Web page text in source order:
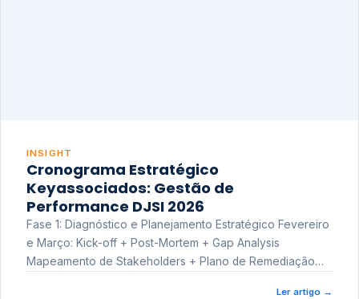
INSIGHT
Cronograma Estratégico
Keyassociados: Gestão de
Performance DJSI 2026
Fase 1: Diagnóstico e Planejamento Estratégico Fevereiro
e Março: Kick-off + Post-Mortem + Gap Analysis
Mapeamento de Stakeholders + Plano de Remediação
Ler artigo →